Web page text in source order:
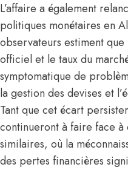
L’affaire a également
politiques monétaires en
observateurs estiment que
officiel et le taux du
symptomatique de
la gestion des devises et
Tant que cet écart
continueront à faire face à
similaires, où la
des pertes financières